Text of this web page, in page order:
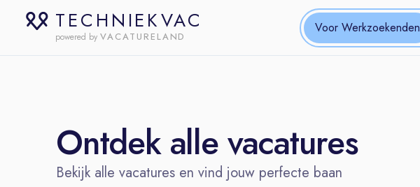
TECHNIEKVAC
powered by VACATURELAND
Voor Werkzoekenden
Ontdek alle vacatures
Bekijk alle vacatures en vind jouw perfecte baan